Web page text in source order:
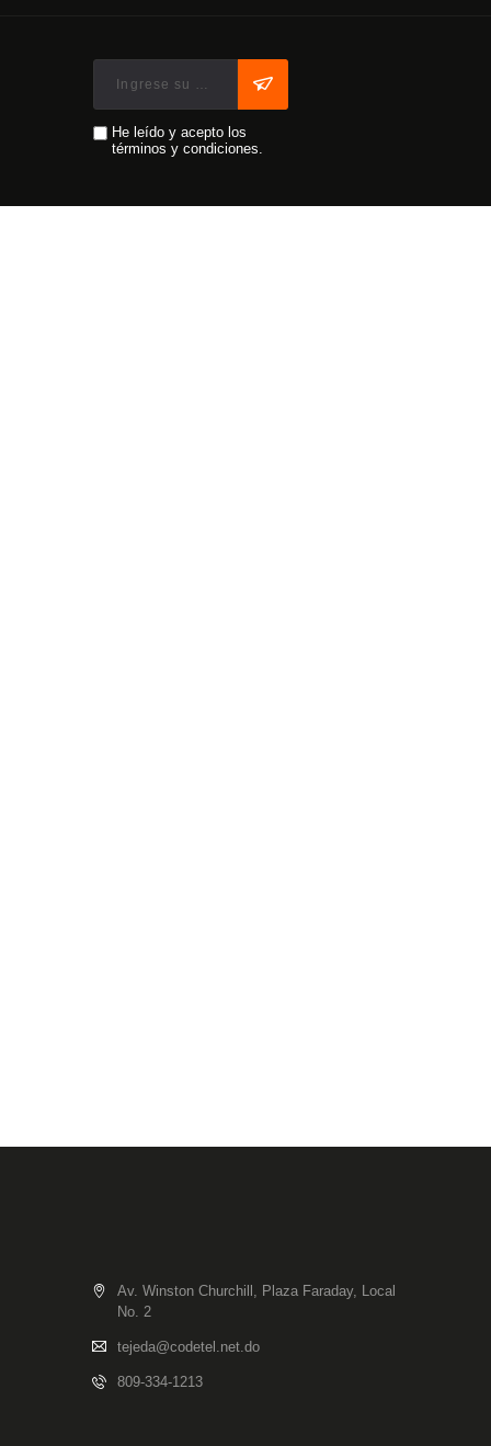
He leído y acepto los
términos y condiciones.
Av. Winston Churchill, Plaza Faraday, Local
No. 2
tejeda@codetel.net.do
809-334-1213